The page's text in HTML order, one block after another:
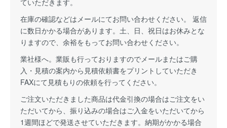
ていただきます。
在庫の確認などはメールにてお問い合わせください。 返信
に数日かかる場合があります。土、日、祝日はお休みとな
りますので、余裕をもってお問い合わせください。
業社様へ。業販も行っておりますのでメールまたはご購
入・見積の案内から見積依頼書をプリントしていただき
FAXにて見積もりの依頼を行ってください。
ご注文いただきました商品は代金引換の場合はご注文をい
ただいてから、振り込みの場合はご入金をいただいてから
1週間ほどで発送させていただきます。納期がかかる場合